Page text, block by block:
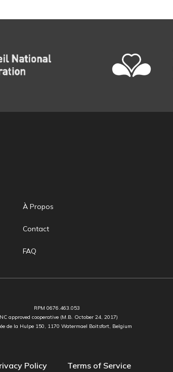
À Propos
Contact
FAQ
RPM 0676.463.053
approved cooperative (M.B. October 24, 2017)
de la Hulpe 150, 1170 Watermael Boitsfort, Belgium
Policy Terms of Service